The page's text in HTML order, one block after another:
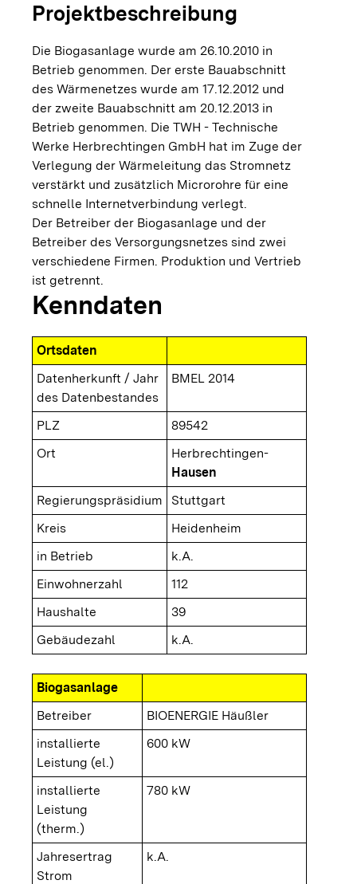
Projektbeschreibung
Die Biogasanlage wurde am 26.10.2010 in
Betrieb genommen. Der erste Bauabschnitt
des Wärmenetzes wurde am 17.12.2012 und
der zweite Bauabschnitt am 20.12.2013 in
Betrieb genommen. Die TWH - Technische
Werke Herbrechtingen GmbH hat im Zuge der
Verlegung der Wärmeleitung das Stromnetz
verstärkt und zusätzlich Microrohre für eine
schnelle Internetverbindung verlegt.
Der Betreiber der Biogasanlage und der
Betreiber des Versorgungsnetzes sind zwei
verschiedene Firmen. Produktion und Vertrieb
ist getrennt.
Kenndaten
Ortsdaten
Datenherkunft / Jahr
des Datenbestandes
BMEL 2014
PLZ
89542
Ort
Herbrechtingen-
Hausen
Regierungspräsidium
Stuttgart
Kreis
Heidenheim
in Betrieb
k.A.
Einwohnerzahl
112
Haushalte
39
Gebäudezahl
k.A.
Biogasanlage
Betreiber
BIOENERGIE Häußler
installierte
Leistung (el.)
600 kW
installierte
Leistung
(therm.)
780 kW
Jahresertrag
Strom
k.A.